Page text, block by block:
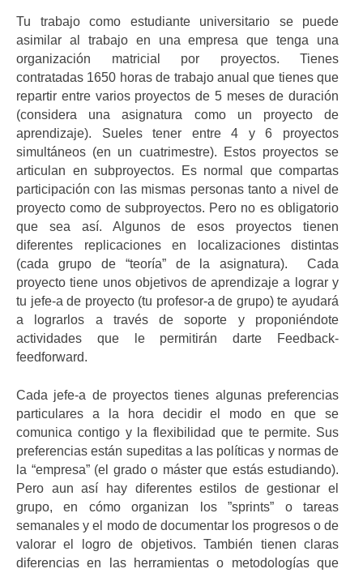
Tu trabajo como estudiante universitario se puede
asimilar al trabajo en una empresa que tenga una
organización matricial por proyectos. Tienes
contratadas 1650 horas de trabajo anual que tienes que
repartir entre varios proyectos de 5 meses de duración
(considera una asignatura como un proyecto de
aprendizaje). Sueles tener entre 4 y 6 proyectos
simultáneos (en un cuatrimestre). Estos proyectos se
articulan en subproyectos. Es normal que compartas
participación con las mismas personas tanto a nivel de
proyecto como de subproyectos. Pero no es obligatorio
que sea así. Algunos de esos proyectos tienen
diferentes replicaciones en localizaciones distintas
(cada grupo de “teoría” de la asignatura). Cada
proyecto tiene unos objetivos de aprendizaje a lograr y
tu jefe-a de proyecto (tu profesor-a de grupo) te ayudará
a lograrlos a través de soporte y proponiéndote
actividades que le permitirán darte Feedback-
feedforward.
Cada jefe-a de proyectos tienes algunas preferencias
particulares a la hora decidir el modo en que se
comunica contigo y la flexibilidad que te permite. Sus
preferencias están supeditas a las políticas y normas de
la “empresa” (el grado o máster que estás estudiando).
Pero aun así hay diferentes estilos de gestionar el
grupo, en cómo organizan los ”sprints” o tareas
semanales y el modo de documentar los progresos o de
valorar el logro de objetivos. También tienen claras
diferencias en las herramientas o metodologías que